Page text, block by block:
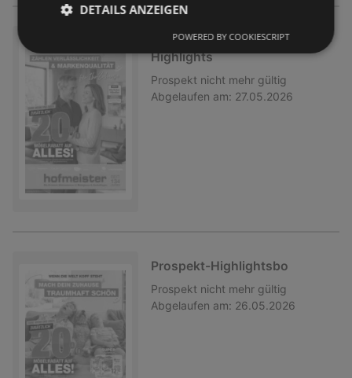
Prospekt-HighlightsProspekt-
Highlights
Prospekt nicht mehr gültig
Abgelaufen am: 27.05.2026
Prospekt-Highlightsbo
Prospekt nicht mehr gültig
Abgelaufen am: 26.05.2026
DETAILS ANZEIGEN
POWERED BY COOKIESCRIPT